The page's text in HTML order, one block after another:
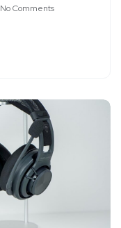
No Comments